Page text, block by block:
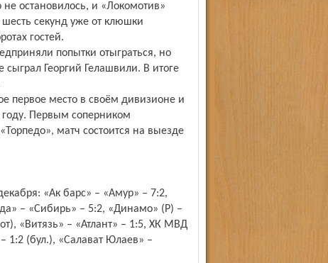
остановилось, и «Локомотив»
шесть секунд уже от клюшки
гостей.
попытки отыграться, но
Георгий Гелашвили. В итоге
первое место в своём дивизионе и
году. Первым соперником
матч состоится на выезде
«Ак барс» – «Амур» – 7:2,
– «Сибирь» – 5:2, «Динамо» (Р) –
«Витязь» – «Атлант» – 1:5, ХК МВД
1:2 (бул.), «Салават Юлаев» –